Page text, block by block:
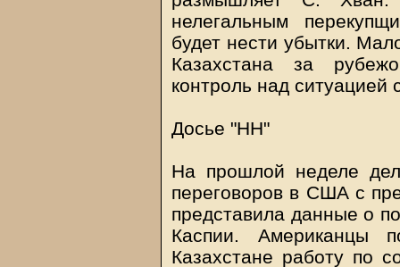
нелегальным
будет нести убытки.
Казахстана за
контроль над ситуацией
Досье "НН"
На прошлой неделе
переговоров в США с
представила данные о
Каспии. Американцы
Казахстане работу по